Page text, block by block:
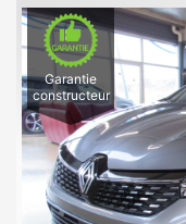
Garantie
constructeur